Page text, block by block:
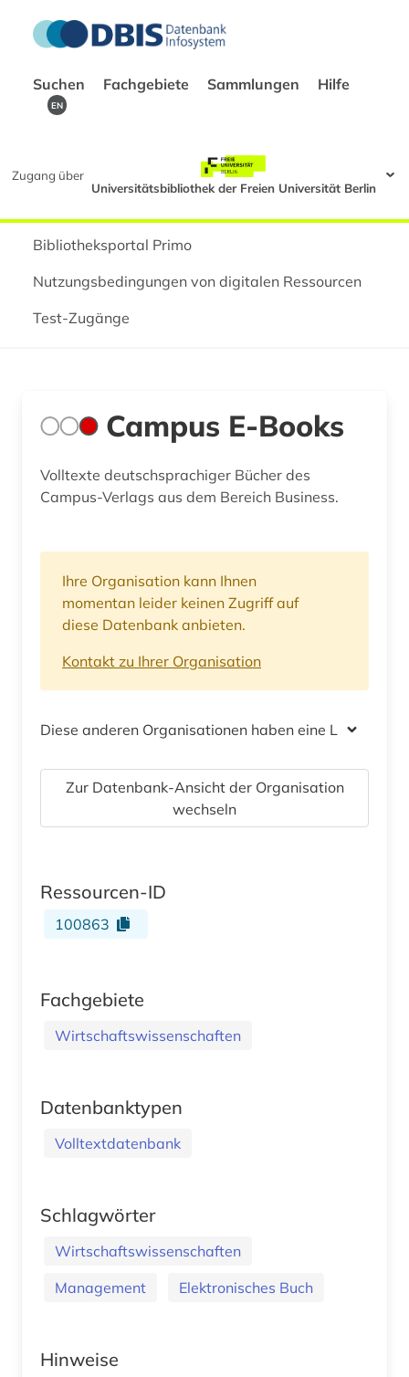
Suchen Fachgebiete Sammlungen Hilfe
EN
Zugang über
Universitätsbibliothek der Freien Universität Berlin
Bibliotheksportal Primo
Nutzungsbedingungen von digitalen Ressourcen
Test-Zugänge
Campus E-Books
Volltexte deutschsprachiger Bücher des
Campus-Verlags aus dem Bereich Business.
Ihre Organisation kann Ihnen
momentan leider keinen Zugriff auf
diese Datenbank anbieten.
Kontakt zu Ihrer Organisation
Diese anderen Organisationen haben eine Lizenz
Zur Datenbank-Ansicht der Organisation
wechseln
Ressourcen-ID
100863
Fachgebiete
Wirtschaftswissenschaften
Datenbanktypen
Volltextdatenbank
Schlagwörter
Wirtschaftswissenschaften
Management
Elektronisches Buch
Hinweise